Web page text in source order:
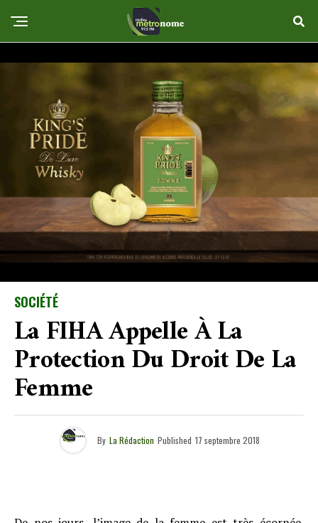
SOCIÉTÉ
La FIHA Appelle À La
Protection Du Droit De La
Femme
By La Rédaction Published 17 septembre 2018